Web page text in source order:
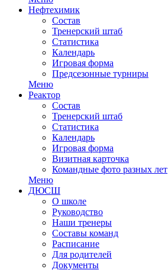
Нефтехимик
Состав
Тренерский штаб
Статистика
Календарь
Игровая форма
Предсезонные турниры
Меню
Реактор
Состав
Тренерский штаб
Статистика
Календарь
Игровая форма
Визитная карточка
Командные фото разных лет
Меню
ДЮСШ
О школе
Руководство
Наши тренеры
Составы команд
Расписание
Для родителей
Документы